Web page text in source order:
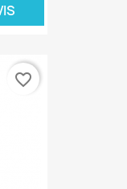
favorite_border